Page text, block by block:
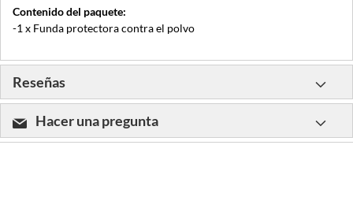
Contenido del paquete:
-1 x Funda protectora contra el polvo
Reseñas
Hacer una pregunta